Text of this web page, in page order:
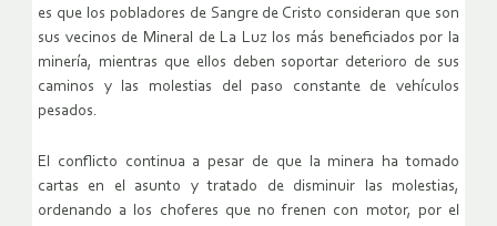
es que los pobladores de Sangre de Cristo consideran que son
sus vecinos de Mineral de La Luz los más beneficiados por la
minería, mientras que ellos deben soportar deterioro de sus
caminos y las molestias del paso constante de vehículos
pesados.
El conflicto continua a pesar de que la minera ha tomado
cartas en el asunto y tratado de disminuir las molestias,
ordenando a los choferes que no frenen con motor, por el